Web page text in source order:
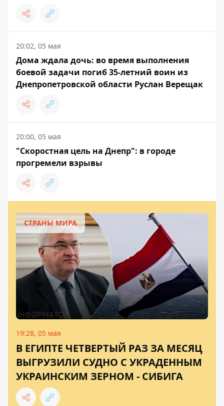
20:02, 05 мая
Дома ждала дочь: во время выполнения
боевой задачи погиб 35-летний воин из
Днепропетровской области Руслан Верещак
20:00, 05 мая
"Скоростная цель на Днепр": в городе
прогремели взрывы
СТРАНЫ МИРА
19:28, 05 мая
В ЕГИПТЕ ЧЕТВЕРТЫЙ РАЗ ЗА МЕСЯЦ
ВЫГРУЗИЛИ СУДНО С УКРАДЕННЫМ
УКРАИНСКИМ ЗЕРНОМ - СИБИГА